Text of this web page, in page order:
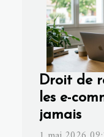
Droit de
les e-
jamais